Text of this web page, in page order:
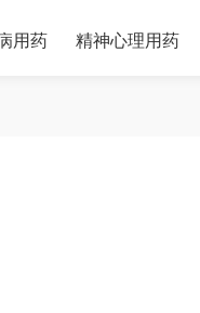
用药 精神心理用药